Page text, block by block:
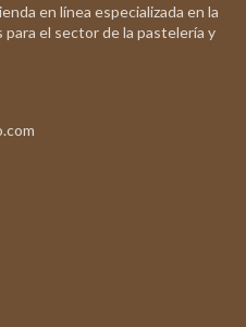
en línea especializada en la
el sector de la pastelería y